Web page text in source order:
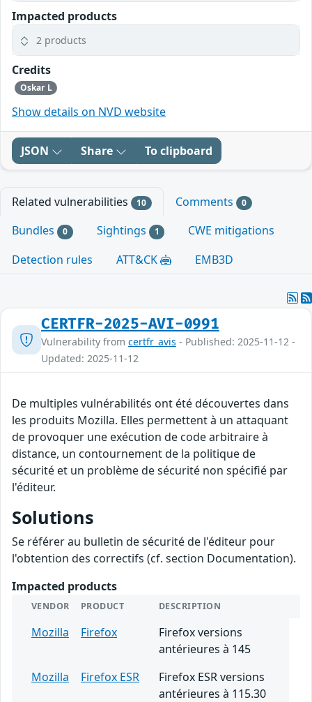
Impacted products
2 products
Credits
Oskar L
Show details on NVD website
JSON Share To clipboard
Related vulnerabilities 10 Comments 0
Bundles 0 Sightings 1
CWE mitigations
Detection rules
ATT&CK EMB3D
CERTFR-2025-AVI-0991
Vulnerability from certfr_avis - Published: 2025-11-12 -
Updated: 2025-11-12
De multiples vulnérabilités ont été découvertes dans
les produits Mozilla. Elles permettent à un attaquant
de provoquer une exécution de code arbitraire à
distance, un contournement de la politique de
sécurité et un problème de sécurité non spécifié par
l'éditeur.
Solutions
Se référer au bulletin de sécurité de l'éditeur pour
l'obtention des correctifs (cf. section Documentation).
Impacted products
VENDOR PRODUCT DESCRIPTION
Mozilla Firefox
Firefox versions
antérieures à 145
Mozilla
Firefox ESR
Firefox ESR versions
antérieures à 115.30